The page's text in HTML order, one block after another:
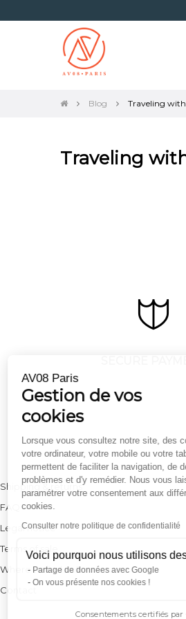
Blog Traveling with
Traveling
Shipping & returns
FAQ
Legal notice
Terms of sale
Where to find us ?
Contact
AV08 Paris
Gestion de vos
cookies
Lorsque vous consultez notre site, des
votre ordinateur, votre mobile ou votre
permettent de faciliter la navigation, de
problèmes et d'y remédier. Nous vous
paramétrer votre consentement aux
cookies.
Consulter notre politique de confidentialité
Voici pourquoi nous utilisons
Partage de données avec Google
On vous présente nos cookies !
Consentements certifiés